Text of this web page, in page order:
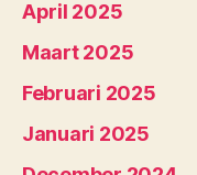
April 2025
Maart 2025
Februari 2025
Januari 2025